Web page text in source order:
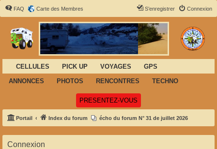
FAQ Carte des Membres Connexion
S’enregistrer
CELLULES PICK UP VOYAGES
GPS
ANNONCES
PHOTOS RENCONTRES TECHNO
PRESENTEZ-VOUS
Portail Index du forum écho du forum N° 31 de juillet 2026
Connexion